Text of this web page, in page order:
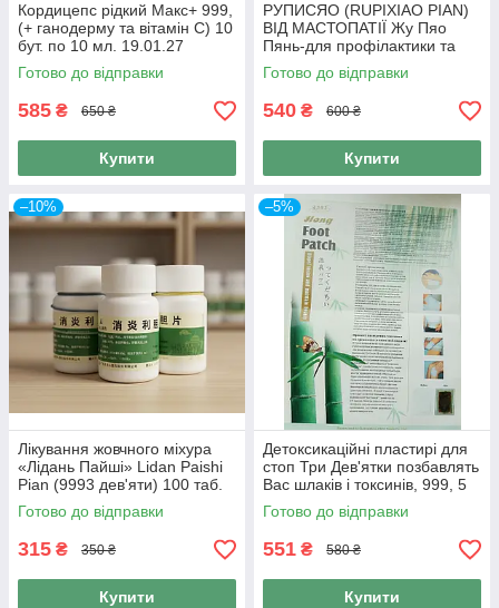
Кордицепс рідкий Макс+ 999,
(+ ганодерму та вітамін С) 10
бут. по 10 мл. 19.01.27
Готово до відправки
585 ₴ 650 ₴
Купити
РУПИСЯО (RUPIXIAO PIAN)
ВІД МАСТОПАТІЇ Жу Пяо
Пянь-для профілактики та
лікування молочної залози
100 таб., 999
Готово до відправки
540 ₴ 600 ₴
Купити
–10%
Лікування жовчного міхура
«Лідань Пайші» Lidan Paishi
Pian (9993 дев'яти) 100 таб.
Готово до відправки
315 ₴ 350 ₴
Купити
–5%
Детоксикаційні пластирі для
стоп Три Дев'ятки позбавлять
Вас шлаків і токсинів, 999, 5
пар 10 шт.
Готово до відправки
551 ₴ 580 ₴
Купити